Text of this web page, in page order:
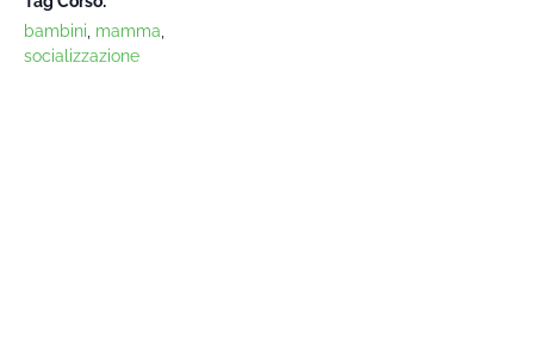
bambini mamma
socializzazione